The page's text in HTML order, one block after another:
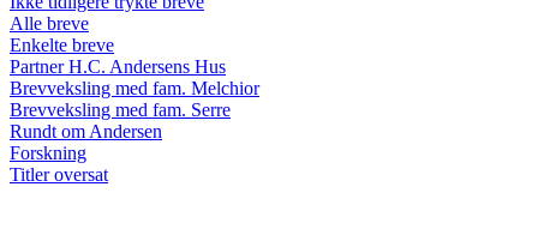
Alle breve
Enkelte breve
Partner H.C. Andersens Hus
Brevveksling med fam. Melchior
Brevveksling med fam. Serre
Rundt om Andersen
Forskning
Titler oversat